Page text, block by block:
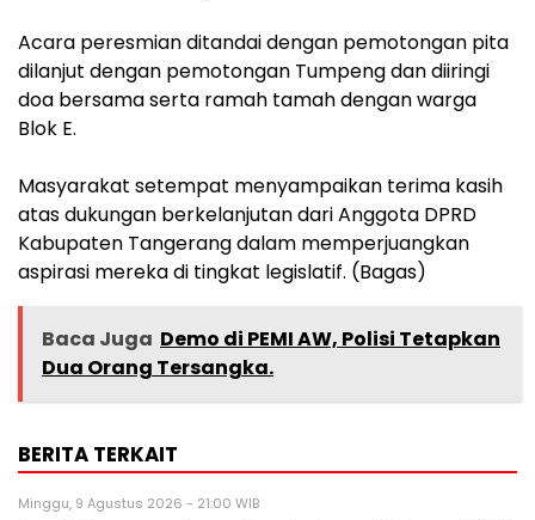
‎Acara peresmian ditandai dengan pemotongan pita
dilanjut dengan pemotongan Tumpeng dan diiringi
doa bersama serta ramah tamah dengan warga
Blok E.
‎Masyarakat setempat menyampaikan terima kasih
atas dukungan berkelanjutan dari Anggota DPRD
Kabupaten Tangerang dalam memperjuangkan
aspirasi mereka di tingkat legislatif. (Bagas)
Baca Juga Demo di PEMI AW, Polisi Tetapkan
Dua Orang Tersangka.
BERITA TERKAIT
Minggu, 9 Agustus 2026 - 21:00 WIB